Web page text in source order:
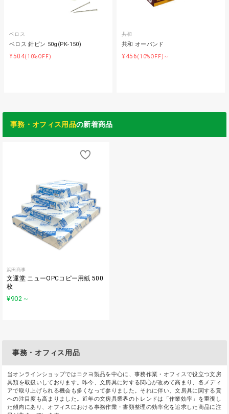
ベロス
ベロス 針ピン 50g(PK-150)
¥504(10%OFF)
共和
共和 オーバンド
¥456(10%OFF)～
事務・オフィス用品の新着商品
浜田商事
文運堂 ニューOPCコピー用紙 500
枚
¥902 ～
事務・オフィス用品
当オンラインショップではコクヨ製品を中心に、事務作業・オフィスで役立つ文房
具類を取扱いしております。昨今、文房具に対する関心が改めて高まり、各メディ
アで取り上げられる機会も多くなって参りました。それに伴い、文房具に関する賞
への注目度も高まりました。近年の文房具業界のトレンドは「作業効率」を重視し
た傾向にあり、オフィスにおける事務作業・書類整理の効率化を追求した商品に注